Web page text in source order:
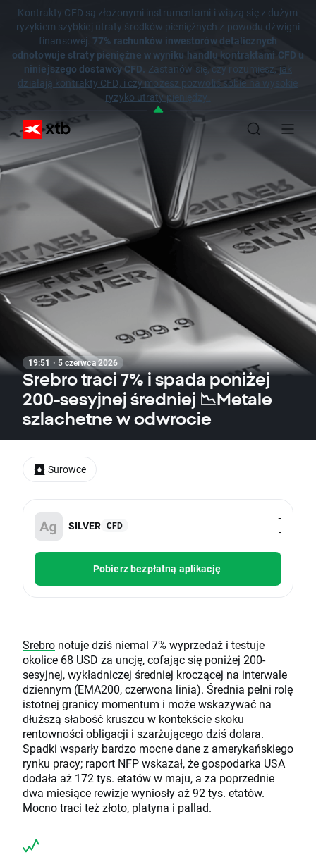
Kontrakty CFD są złożonymi instrumentami i wiążą się z dużym
ryzykiem szybkiej utraty środków pieniężnych z powodu dźwigni
finansowej. 77% rachunków inwestorów detalicznych
odnotowuje straty pieniężne w wyniku handlu kontraktami CFD u
niniejszego dostawcy CFD. Zastanów się, czy rozumiesz, jak
działają kontrakty CFD, i czy możesz pozwolić sobie na wysokie
ryzyko utraty pieniędzy.
19:51 · 5 czerwca 2026
Srebro traci 7% i spada poniżej
200-sesyjnej średniej 📉Metale
szlachetne w odwrocie
SILVER CFD
-
-
Pobierz bezpłatną aplikację
Srebro notuje dziś niemal 7% wyprzedaż i testuje
okolice 68 USD za uncję, cofając się poniżej 200-
sesyjnej, wykładniczej średniej kroczącej na interwale
dziennym (EMA200, czerwona linia). Średnia pełni rolę
istotnej granicy momentum i może wskazywać na
dłuższą słabość kruszcu w kontekście skoku
rentowności obligacji i szarżującego dziś dolara.
Spadki wsparły bardzo mocne dane z amerykańskiego
rynku pracy; raport NFP wskazał, że gospodarka USA
dodała aż 172 tys. etatów w maju, a za poprzednie
dwa miesiące rewizje wyniosły aż 92 tys. etatów.
Mocno traci teżzłoto, platyna i pallad.
Surowce